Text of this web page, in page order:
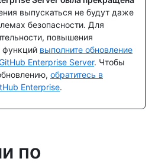
выпускаться не будут даже
безопасности. Для
повышения
функций выполните обновление
Enterprise Server. Чтобы
обратитесь в
Enterprise.
по